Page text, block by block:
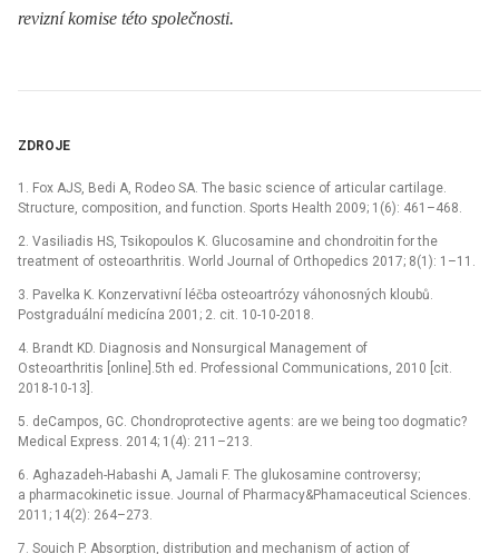
revizní komise této společnosti.
ZDROJE
1. Fox AJS, Bedi A, Rodeo SA. The basic science of articular cartilage.
Structure, composition, and function. Sports Health 2009; 1(6): 461–468.
2. Vasiliadis HS, Tsikopoulos K. Glucosamine and chondroitin for the
treatment of osteoarthritis. World Journal of Orthopedics 2017; 8(1): 1–11.
3. Pavelka K. Konzervativní léčba osteoartrózy váhonosných kloubů.
Postgraduální medicína 2001; 2. cit. 10-10-2018.
4. Brandt KD. Diagnosis and Nonsurgical Management of
Osteoarthritis [online].5th ed. Professional Communications, 2010 [cit.
2018-10-13].
5. deCampos, GC. Chondroprotective agents: are we being too dogmatic?
Medical Express. 2014; 1(4): 211–213.
6. Aghazadeh-Habashi A, Jamali F. The glukosamine controversy;
a pharmacokinetic issue. Journal of Pharmacy&Phamaceutical Sciences.
2011; 14(2): 264–273.
7. Souich P. Absorption, distribution and mechanism of action of